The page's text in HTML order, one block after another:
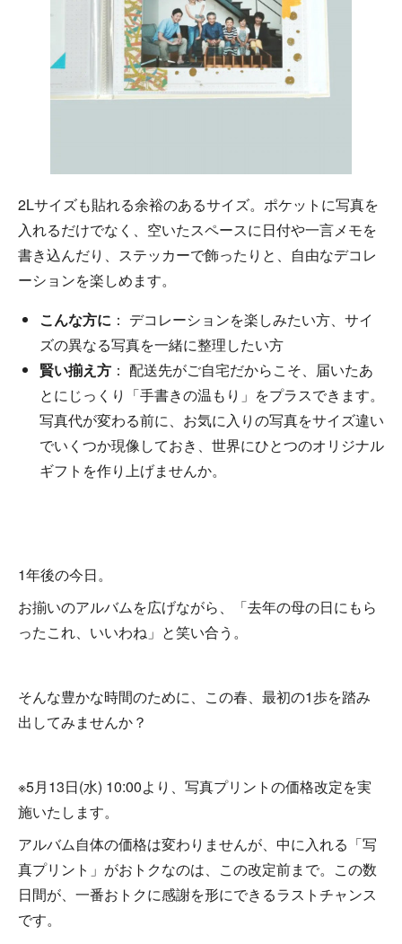
2Lサイズも貼れる余裕のあるサイズ。ポケットに写真を
入れるだけでなく、空いたスペースに日付や一言メモを
書き込んだり、ステッカーで飾ったりと、自由なデコレ
ーションを楽しめます。
こんな方に ： デコレーションを楽しみたい方、サイ
ズの異なる写真を一緒に整理したい方
賢い揃え方 ： 配送先がご自宅だからこそ、届いたあ
とにじっくり「手書きの温もり」をプラスできます。
写真代が変わる前に、お気に入りの写真をサイズ違い
でいくつか現像しておき、世界にひとつのオリジナル
ギフトを作り上げませんか。
1年後の今日。
お揃いのアルバムを広げながら、「去年の母の日にもら
ったこれ、いいわね」と笑い合う。
そんな豊かな時間のために、この春、最初の1歩を踏み
出してみませんか？
※5月13日(水) 10:00より、写真プリントの価格改定を実
施いたします。
アルバム自体の価格は変わりませんが、中に入れる「写
真プリント」がおトクなのは、この改定前まで。この数
日間が、一番おトクに感謝を形にできるラストチャンス
です。